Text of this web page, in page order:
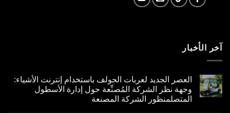
آخر الأخبار
العصر الجديد لعربات الجولف باستخدام إنترنت الأشياء:
وجهة نظر الشركة المُصنِّعة حول إدارة الأسطول
المتصلمنظور الشركة المصنعة